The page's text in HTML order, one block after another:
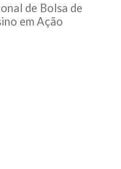
de Bolsa de
em Ação